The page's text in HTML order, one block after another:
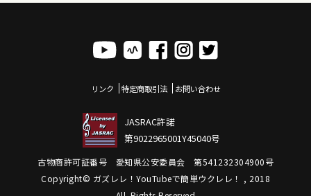
リンク 特定商取引法 お問い合わせ
JASRAC許諾
第9022965001Y45040号
古物商許可証番号 愛知県公安委員会 第541232304900号
Copyright© ガズレレ！YouTubeで簡単ウクレレ！ , 2018